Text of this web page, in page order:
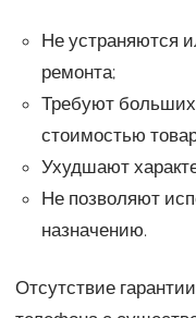
Не устраняются
ремонта;
Требуют больших
стоимостью
Ухудшают
Не позволяют
назначению.
Отсутствие